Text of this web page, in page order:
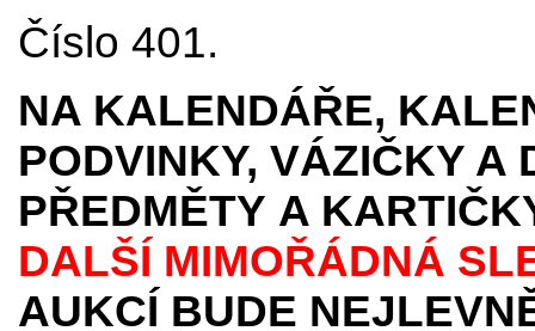
Číslo 401.
NA KALENDÁŘE,
PODVINKY, VÁZIČKY A
PŘEDMĚTY A
DALŠÍ MIMOŘÁDNÁ
AUKCÍ BUDE